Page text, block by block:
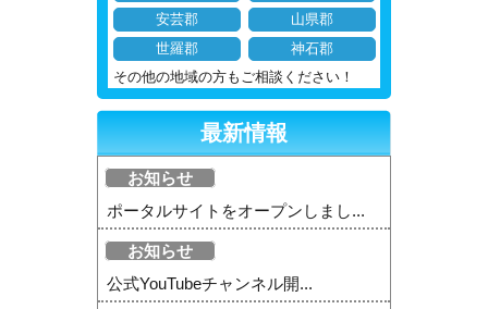
安芸郡
山県郡
世羅郡
神石郡
その他の地域の方もご相談ください！
最新情報
お知らせ
ポータルサイトをオープンしまし...
お知らせ
公式YouTubeチャンネル開...